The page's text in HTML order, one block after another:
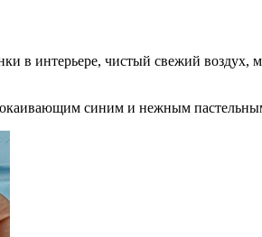
интерьере, чистый свежий воздух,
синим и нежным